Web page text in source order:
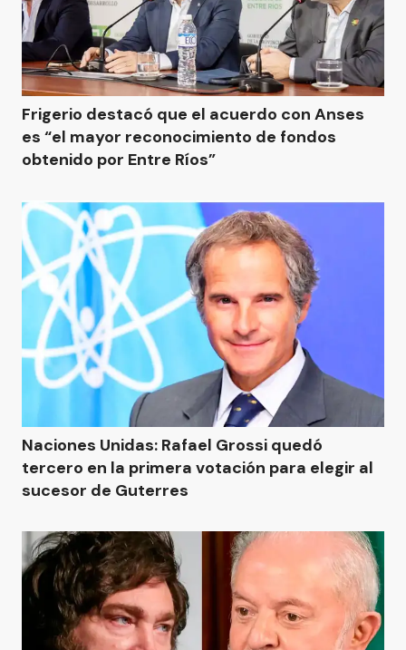
Frigerio destacó que el acuerdo con Anses
es “el mayor reconocimiento de fondos
obtenido por Entre Ríos”
Naciones Unidas: Rafael Grossi quedó
tercero en la primera votación para elegir al
sucesor de Guterres